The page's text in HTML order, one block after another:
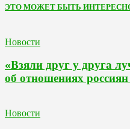
ЭТО МОЖЕТ БЫТЬ
Новости
«Взяли друг у друга
об отношениях
Новости